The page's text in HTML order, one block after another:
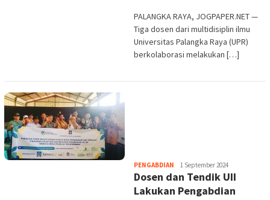
PALANGKA RAYA, JOGPAPER.NET —
Tiga dosen dari multidisiplin ilmu
Universitas Palangka Raya (UPR)
berkolaborasi melakukan […]
PENGABDIAN Heri
Purwata
1 September 2024
Dosen dan Tendik UII
Lakukan Pengabdian